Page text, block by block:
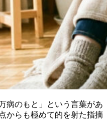
病のもと」という言葉があ
からも極めて的を射た指摘